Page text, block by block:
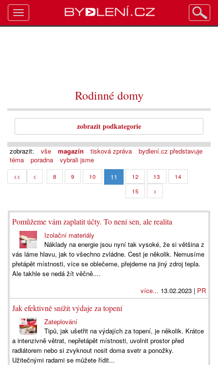
Rodinné domy
zobrazit podkategorie
zobrazit: vše magazín tisková zpráva
bydlení.cz představuje
téma
poradna vybrali jsme
<< < 8 9 10 11 12 13
14
15
>
Pomůžeme vám zaplatit účty. To není sen, ale realita
Izolační materiály
Náklady na energie jsou nyní tak vysoké, že si většina z
vás láme hlavu, jak to všechno zvládne. Cest je několik. Nemusíme
přetápět místnosti, více se oblečeme, přejdeme na jiný zdroj tepla.
Ale takhle se nedá žít věčně....
více... 13.02.2023 | PR
Jak efektivně snížit výdaje za topení
Zateplování
Tipů, jak ušetřit na výdajích za topení, je několik. Krátce
a intenzivně větrat, nepřetápět místnosti, uvolnit prostor před
radiátorem nebo si zvyknout nosit doma svetr a ponožky.
Užitečnými radami se můžete řídit...
Toggle
navigation